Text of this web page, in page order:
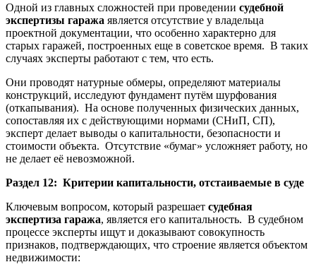
Одной из главных сложностей при проведении судебной
экспертизы гаража является отсутствие у владельца
проектной документации, что особенно характерно для
старых гаражей, построенных еще в советское время. В таких
случаях эксперты работают с тем, что есть.
Они проводят натурные обмеры, определяют материалы
конструкций, исследуют фундамент путём шурфования
(откапывания). На основе полученных физических данных,
сопоставляя их с действующими нормами (СНиП, СП),
эксперт делает выводы о капитальности, безопасности и
стоимости объекта. Отсутствие «бумаг» усложняет работу, но
не делает её невозможной.
Раздел 12: Критерии капитальности, отстаиваемые в суде
Ключевым вопросом, который разрешает судебная
экспертиза гаража, является его капитальность. В судебном
процессе эксперты ищут и доказывают совокупность
признаков, подтверждающих, что строение является объектом
недвижимости: